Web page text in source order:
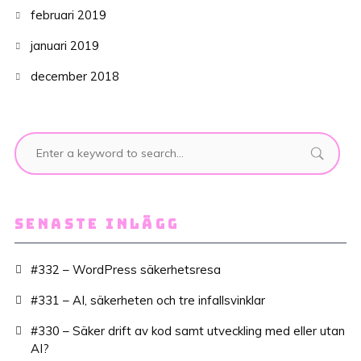
februari 2019
januari 2019
december 2018
SENASTE INLÄGG
#332 – WordPress säkerhetsresa
#331 – AI, säkerheten och tre infallsvinklar
#330 – Säker drift av kod samt utveckling med eller utan
AI?